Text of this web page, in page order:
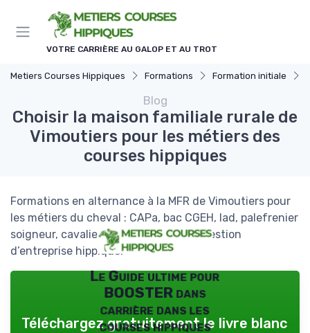
VOTRE CARRIÈRE AU GALOP ET AU TROT
Metiers Courses Hippiques Formations Formation initiale
Blog
Choisir la maison familiale rurale de
Vimoutiers pour les métiers des
courses hippiques
Formations en alternance à la MFR de Vimoutiers pour
les métiers du cheval : CAPa, bac CGEH, lad, palefrenier
soigneur, cavalier d’entraînement et gestion
d’entreprise hippique.
Le Guide ultime pour
BOOSTER dans
carrière dans les
courses hippiques
Téléchargez gratuitement le livre blanc
Panneau de gestion des cookies